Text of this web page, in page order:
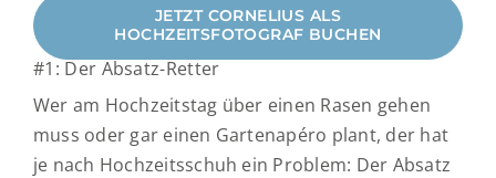
JETZT CORNELIUS ALS
HOCHZEITSFOTOGRAF BUCHEN
#1: Der Absatz-Retter
Wer am Hochzeitstag über einen Rasen gehen
muss oder gar einen Gartenapéro plant, der hat
je nach Hochzeitsschuh ein Problem: Der Absatz